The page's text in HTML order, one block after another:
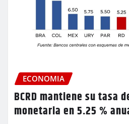
ECONOMIA
BCRD mantiene su tasa
monetaria en 5.25 %